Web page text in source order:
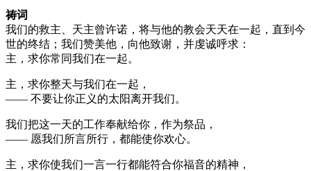
祷词
我们的救主、天主曾许诺，将与他的教会天天在一起，直到今
世的终结；我们赞美他，向他致谢，并虔诚呼求：
主，求你常同我们在一起。
主，求你整天与我们在一起，
—— 不要让你正义的太阳离开我们。
我们把这一天的工作奉献给你，作为祭品，
—— 愿我们所言所行，都能使你欢心。
主，求你使我们一言一行都能符合你福音的精神，